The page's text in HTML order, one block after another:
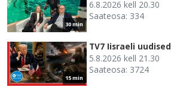
30 min
6.8.2026 kell 20.30
Saateosa: 334
15 min
TV7 Iisraeli uudised
5.8.2026 kell 21.30
Saateosa: 3724